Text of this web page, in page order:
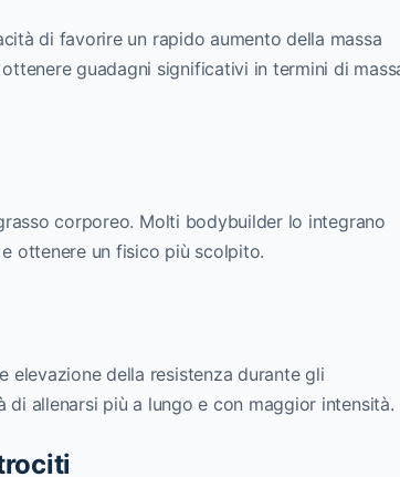
di favorire un rapido aumento della massa
guadagni significativi in termini di
corporeo. Molti bodybuilder lo integrano
ottenere un fisico più scolpito.
elevazione della resistenza durante gli
allenarsi più a lungo e con maggior intensità.